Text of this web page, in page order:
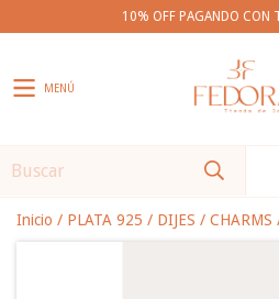
10% OFF PAGANDO CON
MENÚ
Inicio / PLATA 925 / DIJES / CHARMS